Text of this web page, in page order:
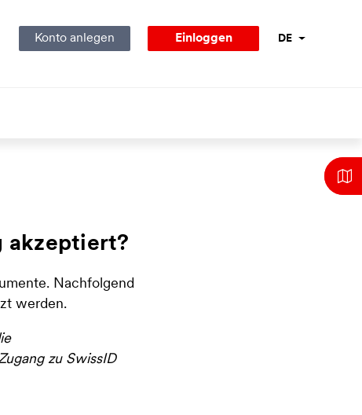
Konto anlegen Einloggen DE
akzeptiert?
Nachfolgend
werden.
zu SwissID